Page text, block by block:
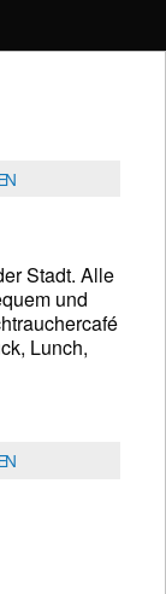
Stadt. Alle
und
Lunch,